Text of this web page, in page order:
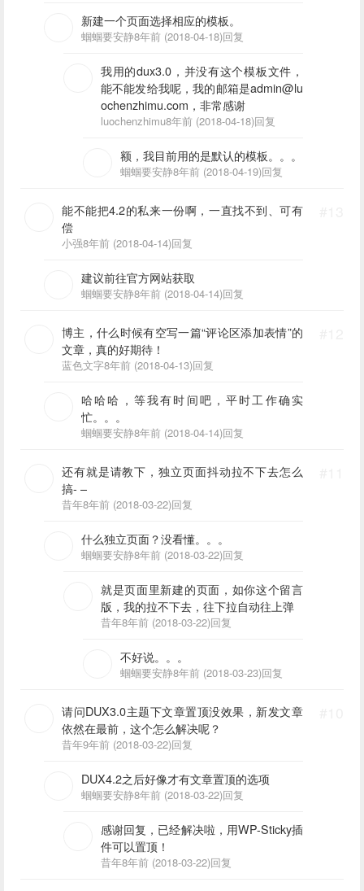
新建一个页面选择相应的模板。
蝈蝈要安静8年前 (2018-04-18)回复
我用的dux3.0，并没有这个模板文件，
能不能发给我呢，我的邮箱是admin@lu
ochenzhimu.com，非常感谢
luochenzhimu8年前 (2018-04-18)回复
额，我目前用的是默认的模板。。。
蝈蝈要安静8年前 (2018-04-19)回复
能不能把4.2的私来一份啊，一直找不到、可有
偿
小强8年前 (2018-04-14)回复
建议前往官方网站获取
蝈蝈要安静8年前 (2018-04-14)回复
博主，什么时候有空写一篇“评论区添加表情”的
文章，真的好期待！
蓝色文字8年前 (2018-04-13)回复
哈哈哈，等我有时间吧，平时工作确实
忙。。。
蝈蝈要安静8年前 (2018-04-14)回复
还有就是请教下，独立页面抖动拉不下去怎么
搞- –
昔年8年前 (2018-03-22)回复
什么独立页面？没看懂。。。
蝈蝈要安静8年前 (2018-03-22)回复
就是页面里新建的页面，如你这个留言
版，我的拉不下去，往下拉自动往上弹
昔年8年前 (2018-03-22)回复
不好说。。。
蝈蝈要安静8年前 (2018-03-23)回复
请问DUX3.0主题下文章置顶没效果，新发文章
依然在最前，这个怎么解决呢？
昔年9年前 (2018-03-22)回复
DUX4.2之后好像才有文章置顶的选项
蝈蝈要安静8年前 (2018-03-22)回复
感谢回复，已经解决啦，用WP-Sticky插
件可以置顶！
昔年8年前 (2018-03-22)回复